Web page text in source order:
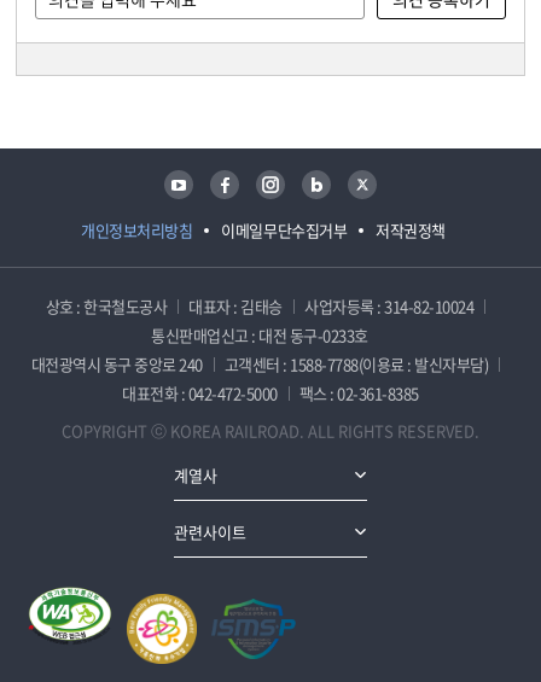
개인정보처리방침 이메일무단수집거부 저작권정책
유튜브 페이스북 인스타그램 블로그 트위터
상호 : 한국철도공사 대표자 : 김태승
사업자등록 : 314-82-10024
통신판매업신고 : 대전 동구-0233호
대전광역시 동구 중앙로 240
고객센터 : 1588-7788(이용료 : 발신자부담)
대표전화 : 042-472-5000
팩스 : 02-361-8385
COPYRIGHT ⓒ KOREA RAILROAD. ALL RIGHTS RESERVED.
계열사
관련사이트